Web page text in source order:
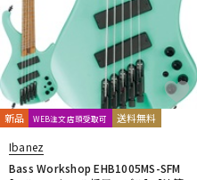
新品 WEB注文店頭受取可 送料無料
Ibanez
Bass Workshop EHB1005MS-SFM